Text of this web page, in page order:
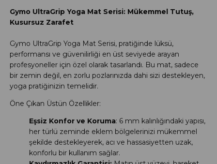
Gymo UltraGrip Yoga Mat Serisi: Mükemmel Tutuş,
Kusursuz Zarafet
Gymo UltraGrip Yoga Mat Serisi, pratiğinde lüksü,
performansı ve güvenilirliği en üst seviyede arayan
profesyoneller için özel olarak tasarlandı. Bu mat, sadece
bir zemin değil, en zorlu pozlarınızda dahi sizi destekleyen,
yoga pratiğinizin temelidir.
Öne Çıkan Üstün Özellikler:
Eşsiz Konfor ve Koruma: 6 mm kalınlığındaki yapısı,
her türlü zeminde eklem bölgelerinizi mükemmel
şekilde destekleyerek, acı ve hassasiyetten uzak,
konforlu bir kullanım sağlar.